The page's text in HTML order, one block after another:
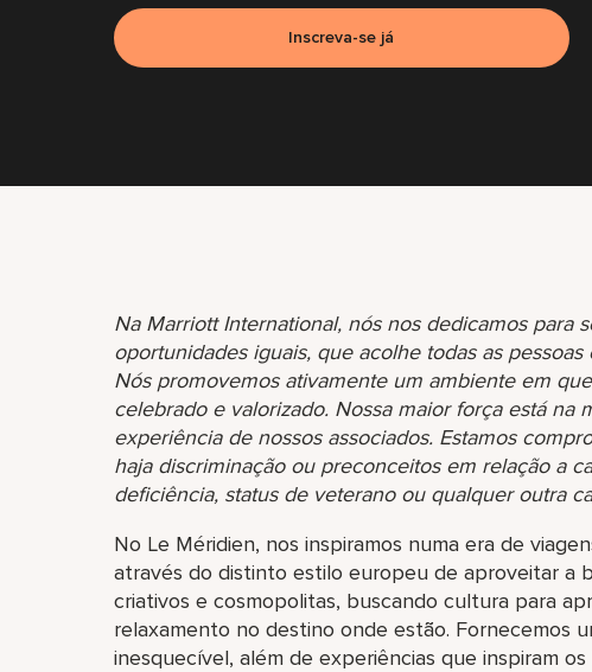
Inscreva-se já
Na Marriott International, nós nos dedicamos para
oportunidades iguais, que acolhe todas as
Nós promovemos ativamente um ambiente em
celebrado e valorizado. Nossa maior força está na
experiência de nossos associados. Estamos
haja discriminação ou preconceitos em relação a
deficiência, status de veterano ou qualquer outra
No Le Méridien, nos inspiramos numa era de
através do distinto estilo europeu de aproveitar a
criativos e cosmopolitas, buscando cultura para
relaxamento no destino onde estão. Fornecemos
inesquecível, além de experiências que inspiram